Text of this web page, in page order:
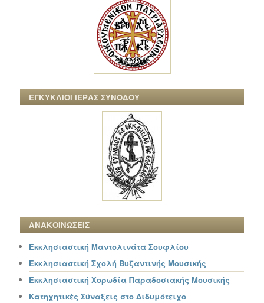
ΕΓΚΥΚΛΙΟΙ ΙΕΡΑΣ ΣΥΝΟΔΟΥ
ΑΝΑΚΟΙΝΩΣΕΙΣ
Εκκλησιαστική Μαντολινάτα Σουφλίου
Εκκλησιαστική Σχολή Βυζαντινής Μουσικής
Εκκλησιαστική Χορωδία Παραδοσιακής Μουσικής
Κατηχητικές Σύναξεις στο Διδυμότειχο